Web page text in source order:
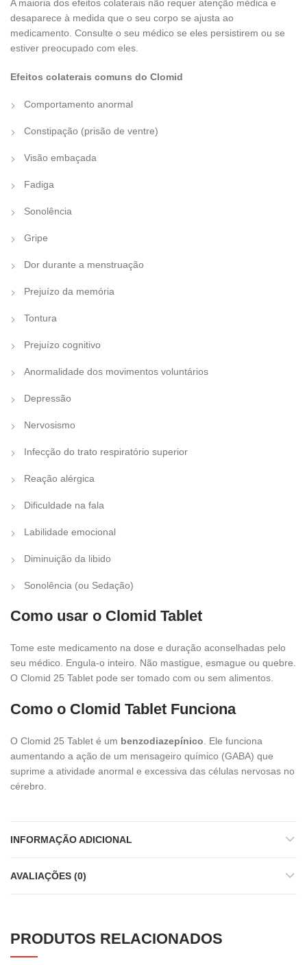
A maioria dos efeitos colaterais não requer atenção médica e
desaparece à medida que o seu corpo se ajusta ao
medicamento. Consulte o seu médico se eles persistirem ou se
estiver preocupado com eles.
Efeitos colaterais comuns do Clomid
Comportamento anormal
Constipação (prisão de ventre)
Visão embaçada
Fadiga
Sonolência
Gripe
Dor durante a menstruação
Prejuízo da memória
Tontura
Prejuízo cognitivo
Anormalidade dos movimentos voluntários
Depressão
Nervosismo
Infecção do trato respiratório superior
Reação alérgica
Dificuldade na fala
Labilidade emocional
Diminuição da libido
Sonolência (ou Sedação)
Como usar o Clomid Tablet
Tome este medicamento na dose e duração aconselhadas pelo
seu médico. Engula-o inteiro. Não mastigue, esmague ou quebre.
O Clomid 25 Tablet pode ser tomado com ou sem alimentos.
Como o Clomid Tablet Funciona
O Clomid 25 Tablet é um benzodiazepínico . Ele funciona
aumentando a ação de um mensageiro químico (GABA) que
suprime a atividade anormal e excessiva das células nervosas no
cérebro.
INFORMAÇÃO ADICIONAL
AVALIAÇÕES (0)
PRODUTOS RELACIONADOS